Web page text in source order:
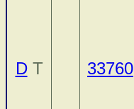
DT 33760